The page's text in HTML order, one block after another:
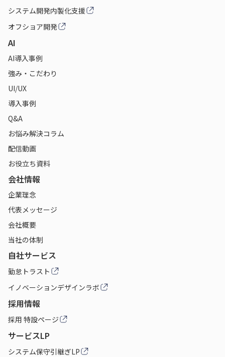
システム開発内製化支援
オフショア開発
AI
AI導入事例
強み・こだわり
UI/UX
導入事例
Q&A
お悩み解決コラム
配信動画
お役立ち資料
会社情報
企業理念
代表メッセージ
会社概要
当社の体制
自社サービス
勤怠トラスト
イノベーションデザインラボ
採用情報
採用 特設ページ
サービスLP
システム保守引継ぎLP